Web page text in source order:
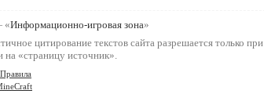
«Информационно-игровая зона»
цитирование текстов сайта разрешается только при
на «страницу источник».
Правила